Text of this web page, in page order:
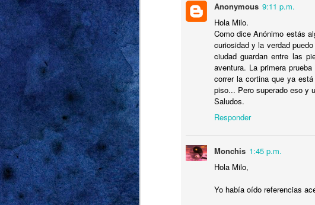
Anonymous 9:11 p.m.
Hola Milo.
Como dice Anónimo estás
curiosidad y la verdad
ciudad guardan entre las
aventura. La primera
correr la cortina que ya
piso... Pero superado eso y
Saludos.
Responder
Monchis 1:45 p.m.
Hola Milo,
Yo había oído referencias
JUL
26